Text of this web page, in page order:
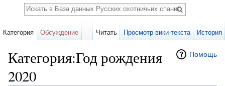
Помощь
Категория:Год рождения
2020
Категория Обсуждение Читать Просмотр вики-текста История
Поиск